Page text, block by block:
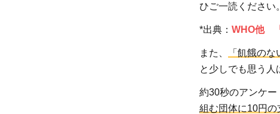
ひご一読ください。
*出典： WHO他
また、
「飢餓の
と少しでも思う人
約30秒のアンケー
組む団体に10円の